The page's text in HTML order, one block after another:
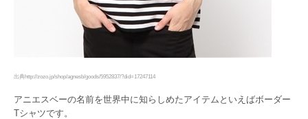
出典http://zozo.jp/shop/agnesb/goods/5952837/?did=17247114
アニエスベーの名前を世界中に知らしめたアイテムといえばボーダー
Tシャツです。